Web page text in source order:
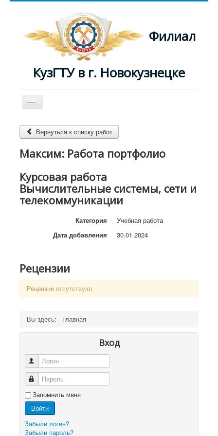
Филиал
КузГТУ в г. Новокузнецке
Включить/
выключить
Главная
Журнал
Вернуться к списку работ
Максим: Работа портфолио
Курсовая работа
Вычислительные системы, сети и
телекоммуникации
Категория
Учебная работа
Дата добавления
30.01.2024
Рецензии
Рецензии отсутствуют
Вы здесь: Главная
Вход
Логин
Пароль
Запомнить меня
Войти
Забыли логин?
Забыли пароль?